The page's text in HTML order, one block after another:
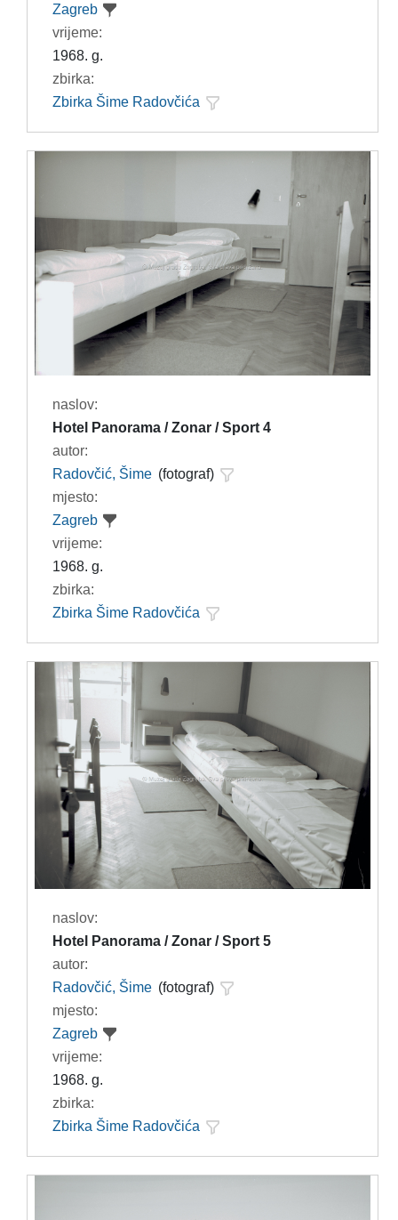
Zagreb
vrijeme:
1968. g.
zbirka:
Zbirka Šime Radovčića
naslov:
Hotel Panorama / Zonar / Sport 4
autor:
Radovčić, Šime (fotograf)
mjesto:
Zagreb
vrijeme:
1968. g.
zbirka:
Zbirka Šime Radovčića
naslov:
Hotel Panorama / Zonar / Sport 5
autor:
Radovčić, Šime (fotograf)
mjesto:
Zagreb
vrijeme:
1968. g.
zbirka:
Zbirka Šime Radovčića